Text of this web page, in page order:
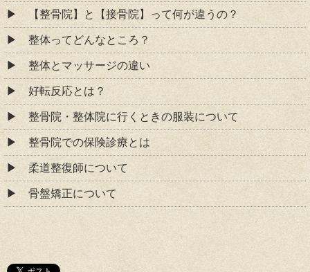
【整骨院】と【接骨院】って何が違うの？
整体ってどんなところ？
整体とマッサージの違い
好転反応とは？
整骨院・整体院に行くときの服装について
整骨院での保険診療とは
柔道整復師について
骨盤矯正について